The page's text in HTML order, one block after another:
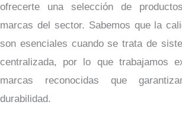
ofrecerte una selección de
marcas del sector. Sabemos que la
son esenciales cuando se trata de
centralizada, por lo que trabajamos
marcas reconocidas que
durabilidad.